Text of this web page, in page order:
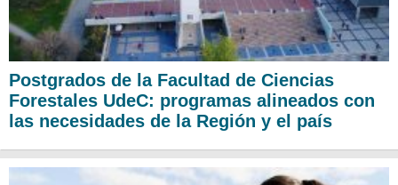
Postgrados de la Facultad de Ciencias
Forestales UdeC: programas alineados con
las necesidades de la Región y el país